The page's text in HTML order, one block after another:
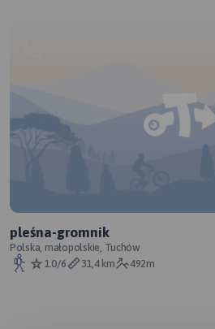
pleśna-gromnik
Polska, małopolskie, Tuchów
1.0/6
31,4 km 492m